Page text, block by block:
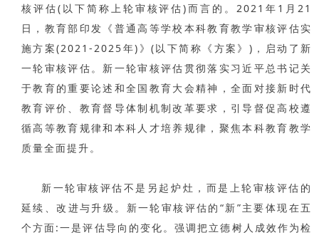
核评估(以下简称上轮审核评估)而言的。2021年1月21
日，教育部印发《普通高等学校本科教育教学审核评估实
施方案(2021-2025年)》(以下简称《方案》)，启动了新
一轮审核评估。新一轮审核评估贯彻落实习近平总书记关
于教育的重要论述和全国教育大会精神，全面对接新时代
教育评价、教育督导体制机制改革要求，引导督促高校遵
循高等教育规律和本科人才培养规律，聚焦本科教育教学
质量全面提升。
新一轮审核评估不是另起炉灶，而是上轮审核评估的
延续、改进与升级。新一轮审核评估的“新”主要体现在五
个方面:一是评估导向的变化。强调把立德树人成效作为检